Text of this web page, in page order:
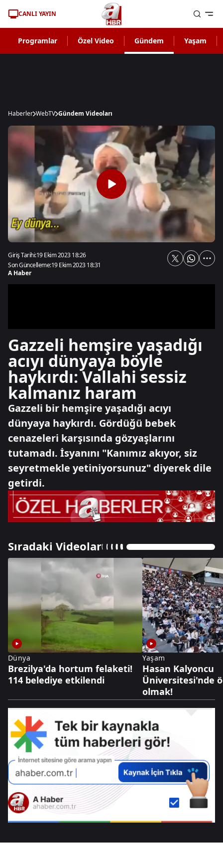
CANLI YAYIN
Programlar Özel Video Gündem Yaşam
Haberler WebTV Gündem Videoları
Giriş Tarihi:19 Ekim 2023 18:26
Son Güncelleme:19 Ekim 2023 18:31
A Haber
Gazzeli hemşire yaşadığı
acıyı dünyaya böyle
haykırdı: Vallahi sessiz
kalmanız haram
Gazzeli bir hemşire yaşadığı acıyı
dünyaya haykırdı. Gördüğü bebek
cenazeleri karşısında gözyaşlarını
tutamadı. İsyanını "Kanımız akıyor, siz
seyretmekle yetiniyorsunuz" diyerek dile
getirdi.
Sıradaki Videolar
Dünya
Brezilya'da hortum felaketi!
114 belediye etkilendi
Yaşam
Hasan Kalyoncu
Üniversitesi'nde
olmak!